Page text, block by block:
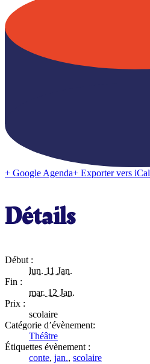
+ Google Agenda+ Exporter vers iCal
Détails
Début :
lun. 11 Jan.
Fin :
mar. 12 Jan.
Prix :
scolaire
Catégorie d’évènement:
Théâtre
Étiquettes évènement :
conte, jan., scolaire